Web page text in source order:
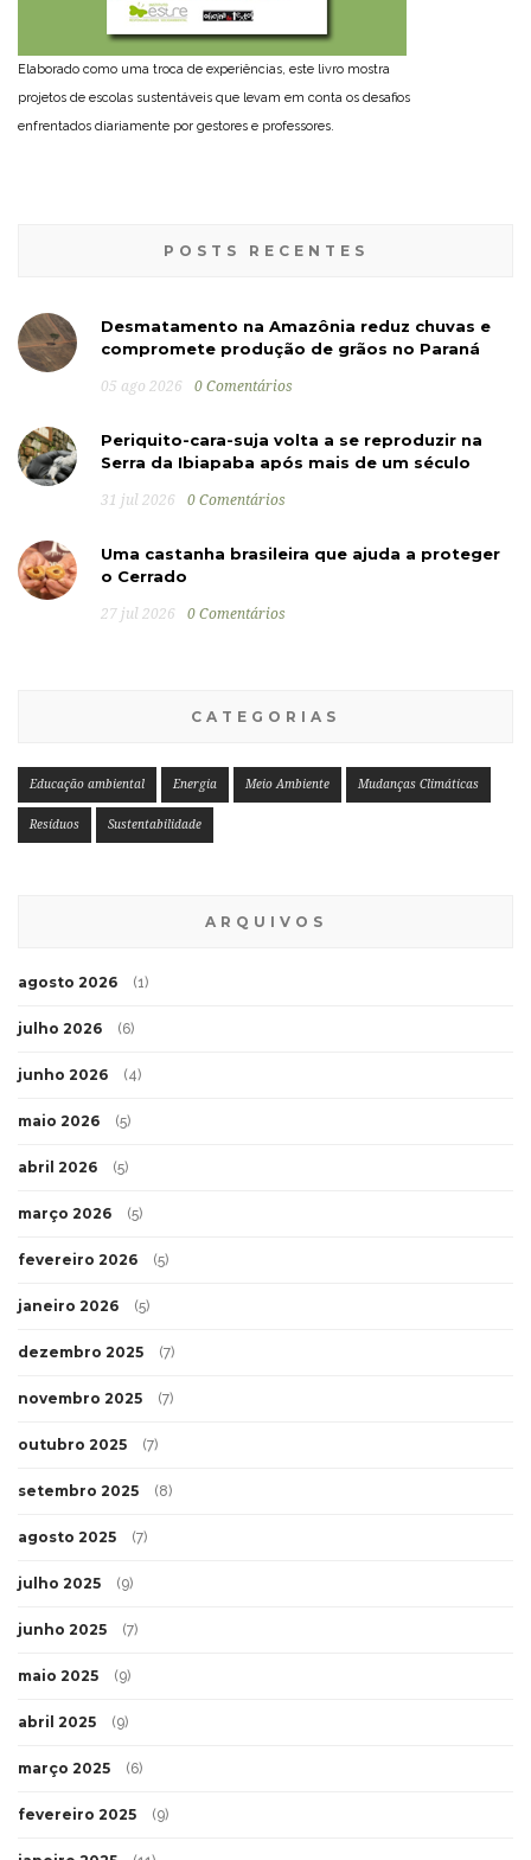
Elaborado como uma troca de experiências, este livro mostra
projetos de escolas sustentáveis que levam em conta os desafios
enfrentados diariamente por gestores e professores.
POSTS RECENTES
Desmatamento na Amazônia reduz chuvas e
compromete produção de grãos no Paraná
05 ago 2026 0 Comentários
Periquito-cara-suja volta a se reproduzir na
Serra da Ibiapaba após mais de um século
31 jul 2026 0 Comentários
Uma castanha brasileira que ajuda a proteger
o Cerrado
27 jul 2026 0 Comentários
CATEGORIAS
Educação ambiental Energia Meio Ambiente Mudanças Climáticas
Resíduos Sustentabilidade
ARQUIVOS
agosto 2026 (1)
julho 2026 (6)
junho 2026 (4)
maio 2026 (5)
abril 2026 (5)
março 2026 (5)
fevereiro 2026 (5)
janeiro 2026 (5)
dezembro 2025 (7)
novembro 2025 (7)
outubro 2025 (7)
setembro 2025 (8)
agosto 2025 (7)
julho 2025 (9)
junho 2025 (7)
maio 2025 (9)
abril 2025 (9)
março 2025 (6)
fevereiro 2025 (9)